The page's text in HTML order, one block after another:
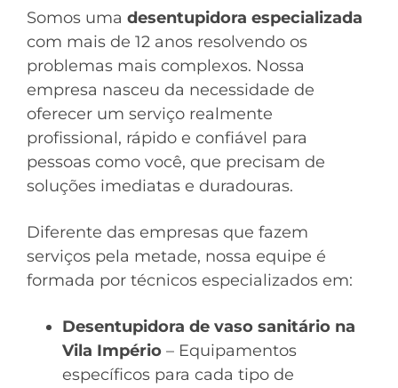
Somos uma desentupidora especializada
com mais de 12 anos resolvendo os
problemas mais complexos. Nossa
empresa nasceu da necessidade de
oferecer um serviço realmente
profissional, rápido e confiável para
pessoas como você, que precisam de
soluções imediatas e duradouras.
Diferente das empresas que fazem
serviços pela metade, nossa equipe é
formada por técnicos especializados em:
Desentupidora de vaso sanitário na
Vila Império – Equipamentos
específicos para cada tipo de